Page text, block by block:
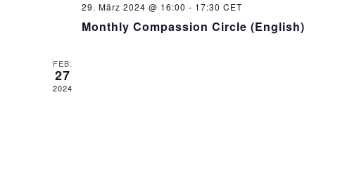
29. März 2024 @ 16:00 - 17:30 CET
Monthly Compassion Circle (English)
FEB.
27
2024